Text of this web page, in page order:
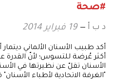
#صحة
د ب أ 19 فبراير 2014
أكد طبيب الأسنان الألماني
أكثر عُرضة للتسوس؛ لأنّ القدرة
الأسنان تقلّ عن نظيرتها في
"الغرفة الاتحادية لأطباء